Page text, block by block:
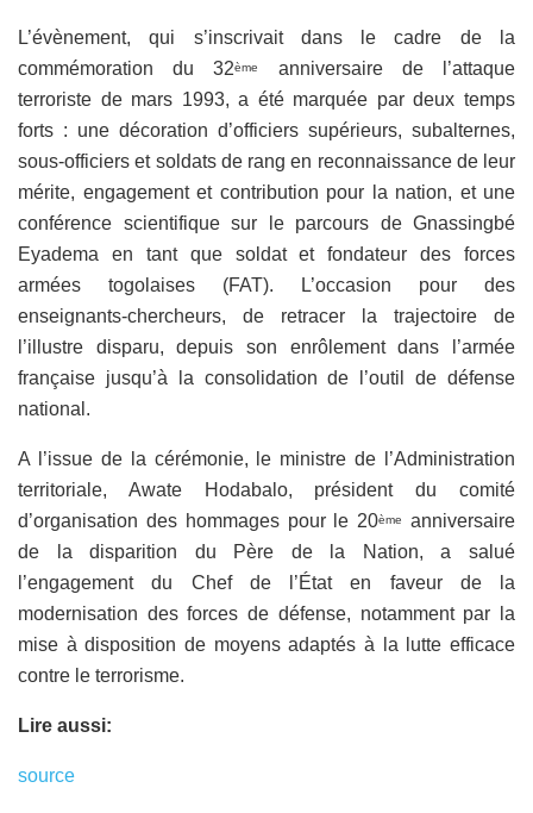
L’évènement, qui s’inscrivait dans le cadre de la
commémoration du 32ème
anniversaire de l’attaque
terroriste de mars 1993, a été marquée par deux temps
forts : une décoration d’officiers supérieurs, subalternes,
sous-officiers et soldats de rang en reconnaissance de leur
mérite, engagement et contribution pour la nation, et une
conférence scientifique sur le parcours de Gnassingbé
Eyadema en tant que soldat et fondateur des forces
armées togolaises (FAT). L’occasion pour des
enseignants-chercheurs, de retracer la trajectoire de
l’illustre disparu, depuis son enrôlement dans l’armée
française jusqu’à la consolidation de l’outil de défense
national.
A l’issue de la cérémonie, le ministre de l’Administration
territoriale, Awate Hodabalo, président du comité
d’organisation des hommages pour le 20ème
anniversaire
de la disparition du Père de la Nation, a salué
l’engagement du Chef de l’État en faveur de la
modernisation des forces de défense, notamment par la
mise à disposition de moyens adaptés à la lutte efficace
contre le terrorisme.
Lire aussi:
source